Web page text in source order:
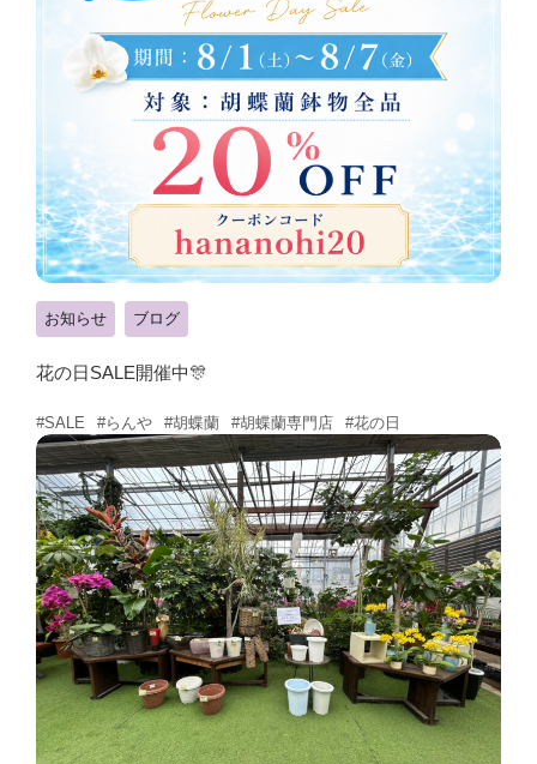
お知らせ ブログ
花の日SALE開催中🎊
#SALE #らんや #胡蝶蘭 #胡蝶蘭専門店 #花の日